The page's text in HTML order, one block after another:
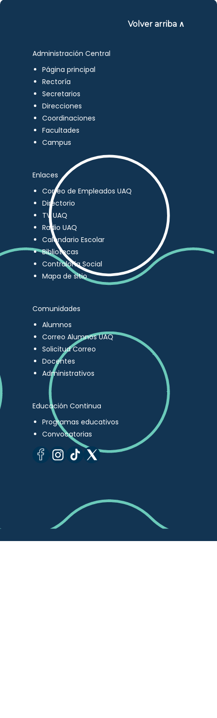
Volver arriba ∧
Administración Central
Página principal
Rectoría
Secretarios
Direcciones
Coordinaciones
Facultades
Campus
Enlaces
Correo de Empleados UAQ
Directorio
TV UAQ
Radio UAQ
Calendario Escolar
Bibliotecas
Contraloría Social
Mapa de sitio
Comunidades
Alumnos
Correo Alumnos UAQ
Solicitud Correo
Docentes
Administrativos
Educación Continua
Programas educativos
Convocatorias